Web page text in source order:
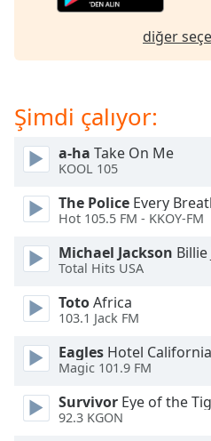
settings
Audio
Picture-
Picture
Fullscreen
modal
window.
Beginning
dialog
window.
diğer
Şimdi çalıyor:
a-ha Take On Me
KOOL 105
The Police Every
Hot 105.5 FM - KKOY-FM
Michael Jackson Billie
Total Hits USA
TotoAfrica
103.1 Jack FM
Eagles Hotel California
Magic 101.9 FM
Survivor Eye of the
92.3 KGON